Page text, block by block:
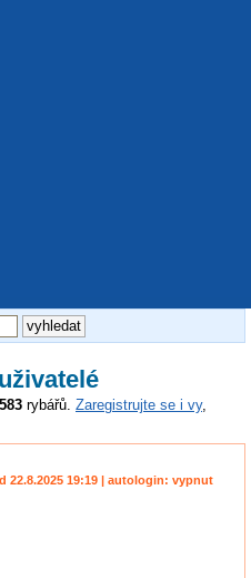
rybářů. Zaregistrujte se i vy,
22.8.2025 19:19 | autologin: vypnut